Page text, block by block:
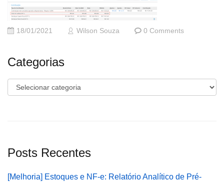
18/01/2021 Wilson Souza 0 Comments
Categorias
Categorias
Posts Recentes
[Melhoria] Estoques e NF-e: Relatório Analítico de Pré-